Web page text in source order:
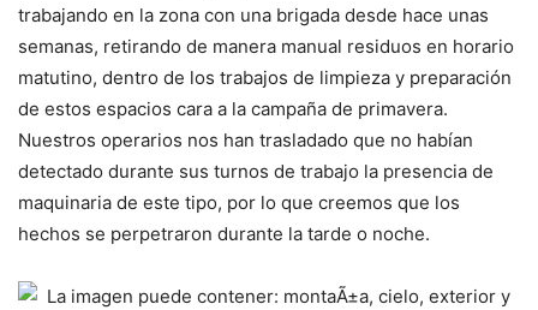
trabajando en la zona con una brigada desde hace unas
semanas, retirando de manera manual residuos en horario
matutino, dentro de los trabajos de limpieza y preparación
de estos espacios cara a la campaña de primavera.
Nuestros operarios nos han trasladado que no habían
detectado durante sus turnos de trabajo la presencia de
maquinaria de este tipo, por lo que creemos que los
hechos se perpetraron durante la tarde o noche.